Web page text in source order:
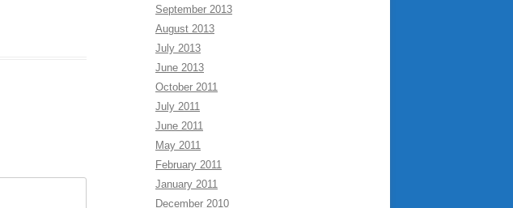
September 2013
August 2013
July 2013
June 2013
October 2011
July 2011
June 2011
May 2011
February 2011
January 2011
December 2010